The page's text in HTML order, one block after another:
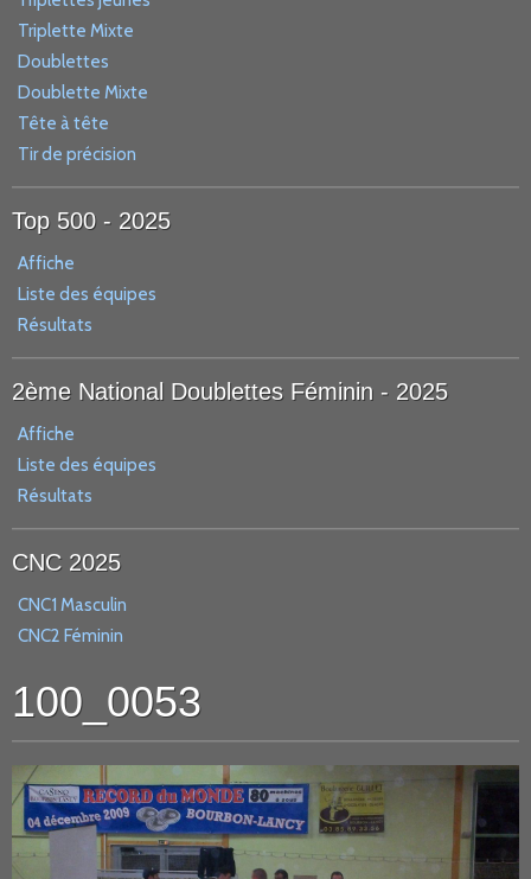
Triplette Mixte
Doublettes
Doublette Mixte
Tête à tête
Tir de précision
Top 500 - 2025
Affiche
Liste des équipes
Résultats
2ème National Doublettes Féminin - 2025
Affiche
Liste des équipes
Résultats
CNC 2025
CNC1 Masculin
CNC2 Féminin
100_0053